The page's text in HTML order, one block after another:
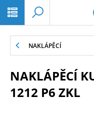
NAKLÁPĚCÍ
NAKLÁPĚCÍ
1212 P6 ZKL